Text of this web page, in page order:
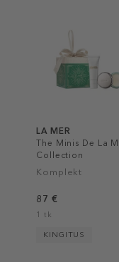
LA MER
The Minis De La
Collection
Komplekt
87 €
1 tk
KINGITUS